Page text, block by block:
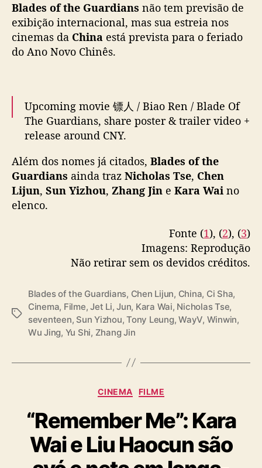
V
)
E
V
T
E
E
o
l
a
o
d
e
Y
u
S
Blades of the Guardians não tem previsão de
exibição internacional, mas sua estreia nos
cinemas da China está prevista para o feriado
do Ano Novo Chinês.
Upcoming movie 镖人 / Biao Ren / Blade Of
The Guardians, share poster & trailer video +
release around CNY.
Cast:#WuJing #NicholasTse #SunYiZhou
#CiSha #LiYunXiao #ZhangJin #KaraHui
#ZhangYi #JetLi #LiuYaoWen #XiongJinYi
#WenJunHui
pic.twitter.com/bmA5FmXho4
Além dos nomes já citados, Blades of the
Guardians ainda traz Nicholas Tse, Chen
Lijun, Sun Yizhou, Zhang Jin e Kara Wai no
elenco.
Fonte (1), (2), (3)
Imagens: Reprodução
Não retirar sem os devidos créditos.
T
Blades of the Guardians, Chen Lijun, China, Ci Sha,
Cinema, Filme,Jet Li,Jun, Kara Wai, Nicholas Tse,
seventeen, Sun Yizhou,Tony Leung,WayV, Winwin,
Wu Jing, Yu Shi, Zhang Jin
C
t
e
g
o
CINEMA FILME
“Remember Me”: Kara
Wai e Liu Haocun são